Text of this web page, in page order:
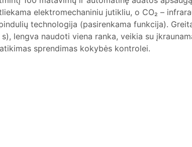
elektromechaniniu jutikliu, o CO₂ –
technologija (pasirenkama funkcija).
s), lengva naudoti viena ranka, veikia su
sprendimas kokybės kontrolei.